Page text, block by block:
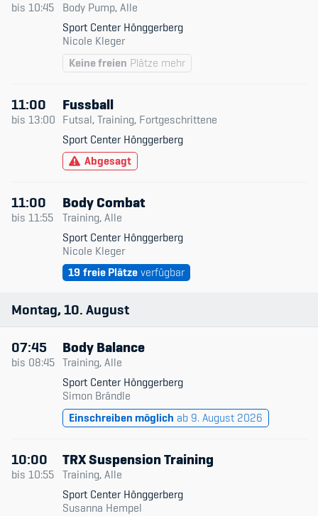
bis 10:45
Body Pump, Alle
Sport Center Hönggerberg
Nicole Kleger
Keine freien Plätze mehr
11:00
bis 13:00
Fussball
Futsal, Training, Fortgeschrittene
Sport Center Hönggerberg
Abgesagt
11:00
bis 11:55
Body Combat
Training, Alle
Sport Center Hönggerberg
Nicole Kleger
19 freie Plätzeverfügbar
Montag 10 August
07:45
bis 08:45
Body Balance
Training, Alle
Sport Center Hönggerberg
Simon Brändle
Einschreiben möglich ab 9. August 2026
10:00
bis 10:55
TRX Suspension Training
Training, Alle
Sport Center Hönggerberg
Susanna Hempel